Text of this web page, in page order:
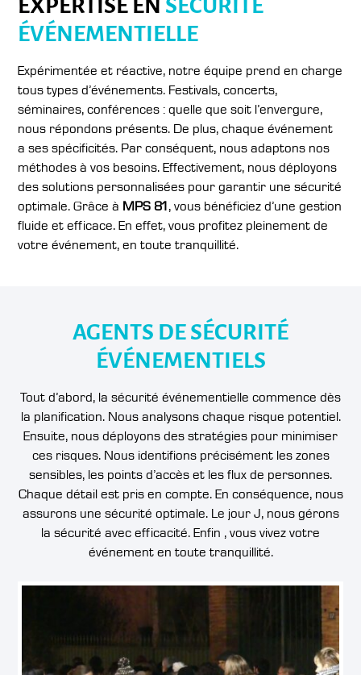
EXPERTISE EN SÉCURITÉ
ÉVÉNEMENTIELLE
Expérimentée et réactive, notre équipe prend en charge
tous types d’événements. Festivals, concerts,
séminaires, conférences : quelle que soit l’envergure,
nous répondons présents. De plus, chaque événement
a ses spécificités. Par conséquent, nous adaptons nos
méthodes à vos besoins. Effectivement, nous déployons
des solutions personnalisées pour garantir une sécurité
optimale. Grâce à MPS 81, vous bénéficiez d’une gestion
fluide et efficace. En effet, vous profitez pleinement de
votre événement, en toute tranquillité.
AGENTS DE SÉCURITÉ
ÉVÉNEMENTIELS
Tout d’abord, la sécurité événementielle commence dès
la planification. Nous analysons chaque risque potentiel.
Ensuite, nous déployons des stratégies pour minimiser
ces risques. Nous identifions précisément les zones
sensibles, les points d’accès et les flux de personnes.
Chaque détail est pris en compte. En conséquence, nous
assurons une sécurité optimale. Le jour J, nous gérons
la sécurité avec efficacité. Enfin , vous vivez votre
événement en toute tranquillité.